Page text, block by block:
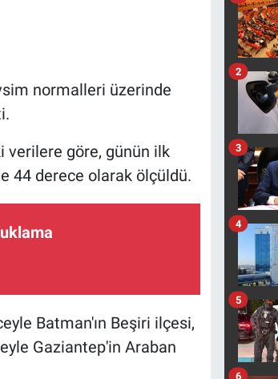
normalleri üzerinde
göre, günün ilk
44 derece olarak ölçüldü.
Batman'ın Beşiri ilçesi,
Gaziantep'in Araban
2
3
4
5
6